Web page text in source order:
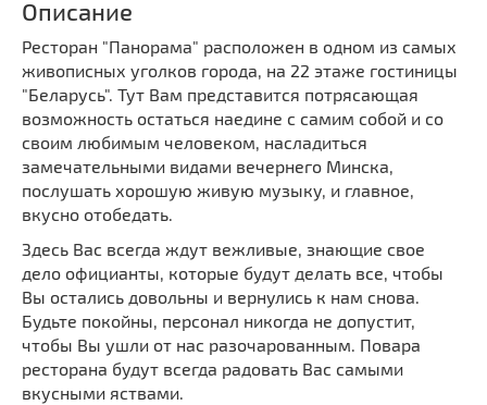
Описание
Ресторан "Панорама" расположен в одном из самых
живописных уголков города, на 22 этаже гостиницы
"Беларусь". Тут Вам представится потрясающая
возможность остаться наедине с самим собой и со
своим любимым человеком, насладиться
замечательными видами вечернего Минска,
послушать хорошую живую музыку, и главное,
вкусно отобедать.
Здесь Вас всегда ждут вежливые, знающие свое
дело официанты, которые будут делать все, чтобы
Вы остались довольны и вернулись к нам снова.
Будьте покойны, персонал никогда не допустит,
чтобы Вы ушли от нас разочарованным. Повара
ресторана будут всегда радовать Вас самыми
вкусными яствами.